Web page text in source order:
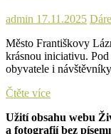
admin 17.11.2025
Město Františkovy
krásnou iniciativu.
obyvatele i
Čtěte víceStrom
zpříjemní
Vánoce
Užití obsahu webu
a fotografií bez